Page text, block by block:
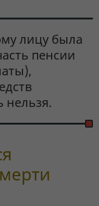
лицу была
пенсии
нельзя.